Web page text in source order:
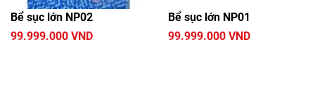
Bể sục lớn NP02
99.999.000 VND
Bể sục lớn NP01
99.999.000 VND